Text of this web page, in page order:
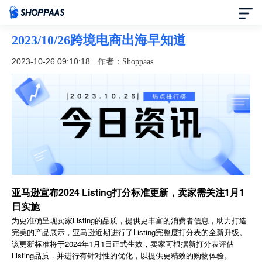
首页
定价
模板中心
合作伙伴
帮助中心
了解我们
2023/10/26跨境电商出海早知道
2023-10-26 09:10:18 作者：Shoppaas
亚马逊宣布2024 Listing打分标准更新，卖家需关注1月1
日实施
为更准确呈现卖家Listing的品质，提供更丰富的消费者信息，助力打造
完美的产品展示，亚马逊近期进行了 Listing完整度打分表的全新升级。
该更新标准将于2024年1 月 1 日正式生效，卖家可根据新打分表评估
Listing品质，并进行有针对性的优化，以提供更精致的购物体验。